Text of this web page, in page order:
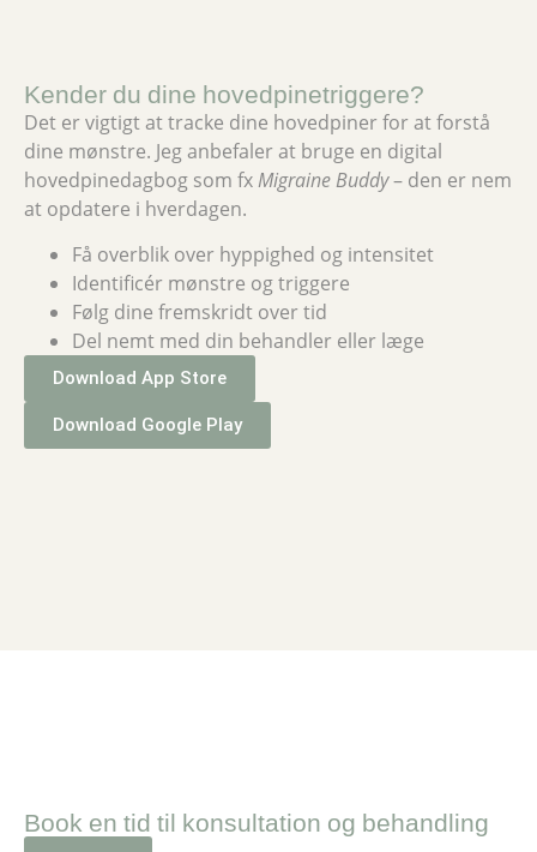
Kender du dine hovedpinetriggere?
Det er vigtigt at tracke dine hovedpiner for at forstå
dine mønstre. Jeg anbefaler at bruge en digital
hovedpinedagbog som fxMigraine Buddy– den er nem
at opdatere i hverdagen.
Få overblik over hyppighed og intensitet
Identificér mønstre og triggere
Følg dine fremskridt over tid
Del nemt med din behandler eller læge
Download App Store
Download Google Play
Book en tid til konsultation og behandling